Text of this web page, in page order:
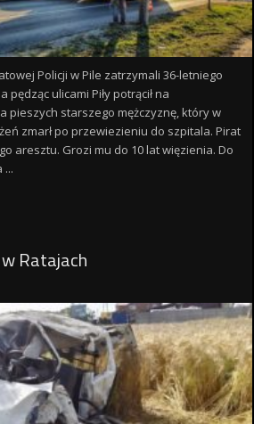
Policji w Pile zatrzymali 36-letniego
pędząc ulicami Piły potrącił na
pieszych starszego mężczyznę, który w
zmarł po przewiezieniu do szpitala. Pirat
aresztu. Grozi mu do 10 lat więzienia. Do
...
Ratajach